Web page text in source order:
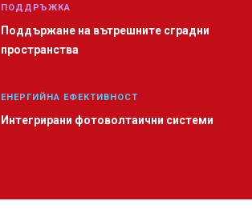
ПОДДРЪЖКА
Поддържане на вътрешните сградни
пространства
ЕНЕРГИЙНА ЕФЕКТИВНОСТ
Интегрирани фотоволтаични системи